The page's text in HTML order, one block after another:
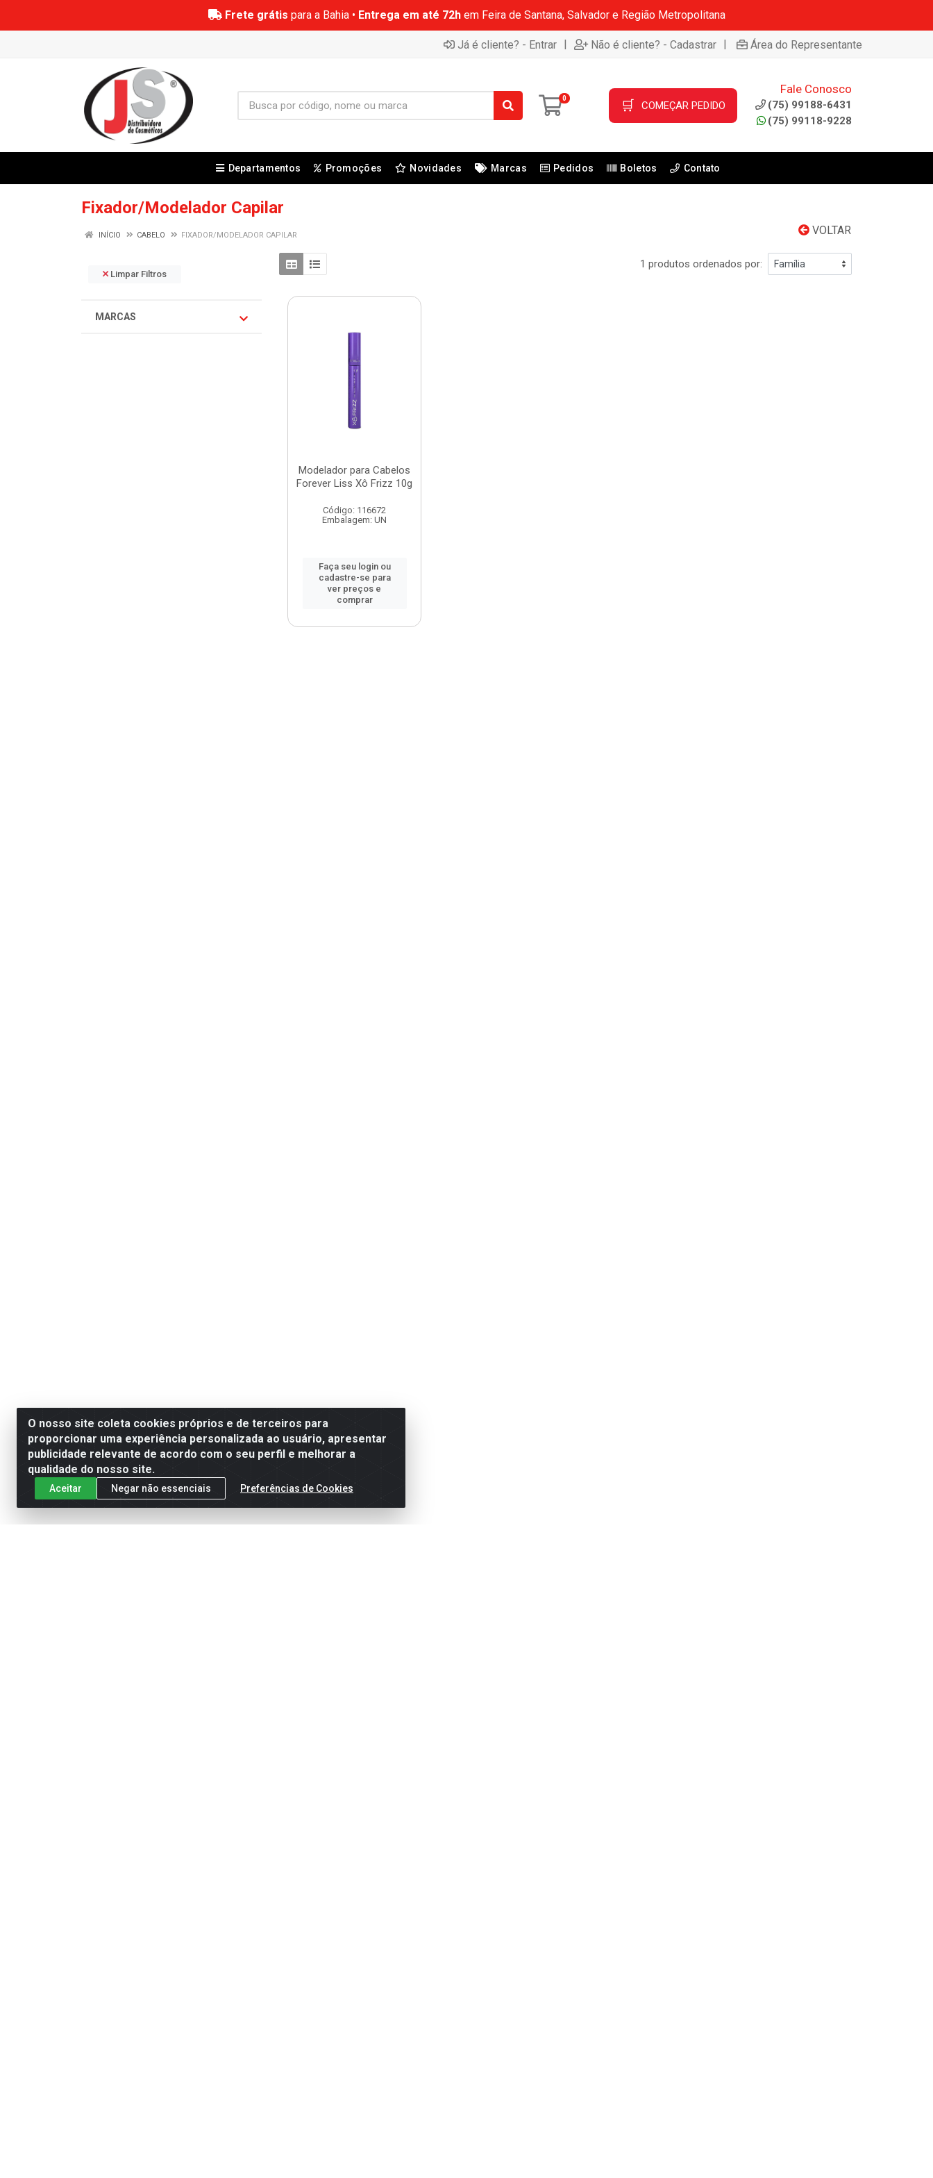
Frete grátis para a Bahia • Entrega em até 72hem Feira de Santana, Salvador e Região Metropolitana
Já é cliente? - Entrar | Não é cliente? - Cadastrar | Área do Representante
0 🛒 COMEÇAR PEDIDO
Fale Conosco
(75) 99188-6431
(75) 99118-9228
Departamentos Promoções Novidades Marcas Pedidos Boletos Contato
Fixador/Modelador Capilar
VOLTAR
INÍCIO CABELO FIXADOR/MODELADOR CAPILAR
Limpar Filtros
MARCAS
1 produtos ordenados por:
Modelador para Cabelos
Forever Liss Xô Frizz 10g
Código: 116672
Embalagem: UN
Faça seu login ou
cadastre-se para
ver preços e
comprar
O nosso site coleta cookies próprios e de terceiros para
proporcionar uma experiência personalizada ao usuário, apresentar
publicidade relevante de acordo com o seu perfil e melhorar a
qualidade do nosso site.
Aceitar Negar não essenciais Preferências de Cookies